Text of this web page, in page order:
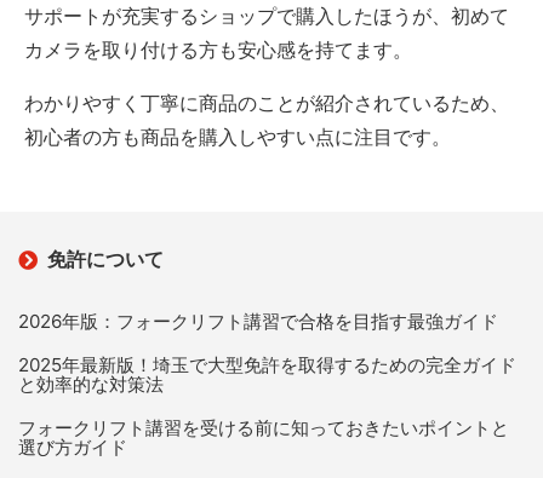
サポートが充実するショップで購入したほうが、初めて
カメラを取り付ける方も安心感を持てます。
わかりやすく丁寧に商品のことが紹介されているため、
初心者の方も商品を購入しやすい点に注目です。
免許について
2026年版：フォークリフト講習で合格を目指す最強ガイド
2025年最新版！埼玉で大型免許を取得するための完全ガイド
と効率的な対策法
フォークリフト講習を受ける前に知っておきたいポイントと
選び方ガイド